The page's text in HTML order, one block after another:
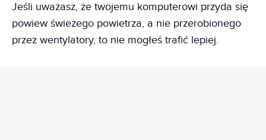
Jeśli uważasz, że twojemu komputerowi przyda się
powiew świeżego powietrza, a nie przerobionego
przez wentylatory, to nie mogłeś trafić lepiej.